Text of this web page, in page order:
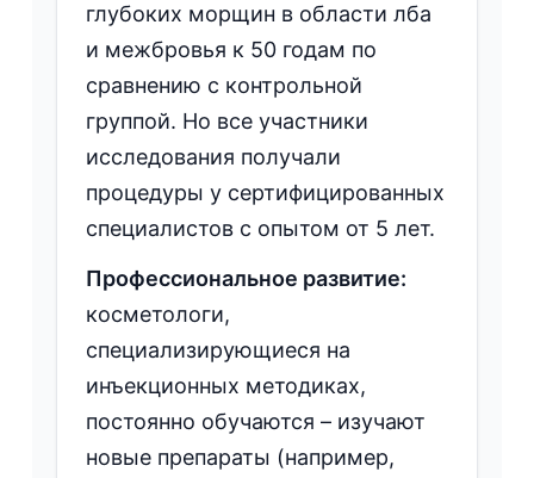
глубоких морщин в области лба
и межбровья к 50 годам по
сравнению с контрольной
группой. Но все участники
исследования получали
процедуры у сертифицированных
специалистов с опытом от 5 лет.
Профессиональное развитие:
косметологи,
специализирующиеся на
инъекционных методиках,
постоянно обучаются – изучают
новые препараты (например,